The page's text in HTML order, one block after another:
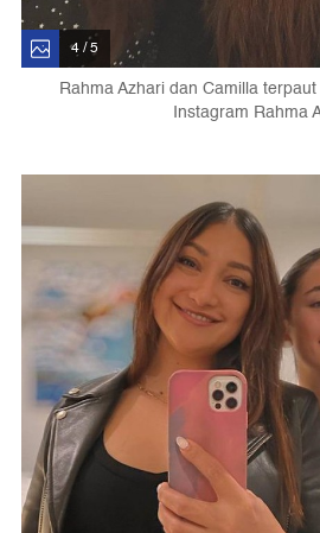
4 / 5
Rahma Azhari dan Camilla
Instagram Rahma